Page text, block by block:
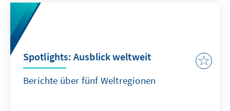
the authoritarian regimes, who are back in
power, on the one hand and sectarian-based
radicalisation on the other hand.
Spotlights: Ausblick weltweit
Berichte über fünf Weltregionen